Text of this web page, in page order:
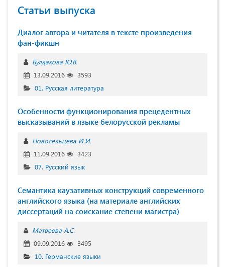
Статьи выпуска
Диалог автора и читателя в тексте произведения
фан-фикшн
Булдакова Ю.В.
13.09.2016
3593
01. Русская литература
Особенности функционирования прецедентных
высказываний в языке белорусской рекламы
Новосельцева И.И.
11.09.2016
3423
07. Русский язык
Семантика каузативных конструкций современного
английского языка (на материале английских
диссертаций на соискание степени магистра)
Матвеева А.С.
09.09.2016
3495
10. Германские языки